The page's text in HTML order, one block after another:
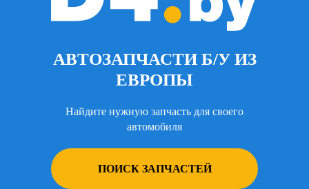
АВТОЗАПЧАСТИ Б/У ИЗ
ЕВРОПЫ
Найдите нужную запчасть для своего
автомобиля
ПОИСК ЗАПЧАСТЕЙ